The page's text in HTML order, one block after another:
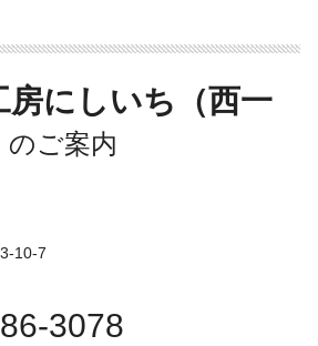
房にしいち（西一
10-7
3078